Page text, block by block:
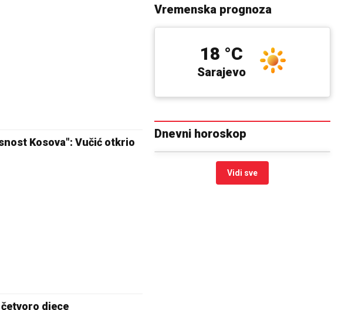
Kosova": Vučić otkrio
djece
Vremenska prognoza
Sarajevo
18 °C
Dnevni horoskop
Vidi sve